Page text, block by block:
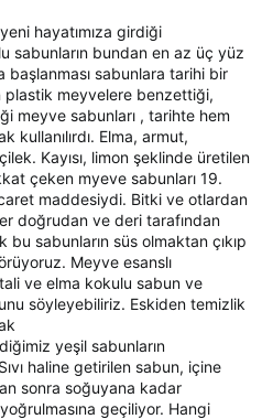
hayatımıza girdiği
sabunların bundan en az üç yüz
başlanması sabunlara tarihi bir
plastik meyvelere benzettiği,
meyve sabunları , tarihte hem
kullanılırdı. Elma, armut,
Kayısı, limon şeklinde üretilen
çeken myeve sabunları 19.
maddesiydi. Bitki ve otlardan
doğrudan ve deri tarafından
bu sabunların süs olmaktan çıkıp
Meyve esanslı
ve elma kokulu sabun ve
söyleyebiliriz. Eskiden temizlik
yeşil sabunların
haline getirilen sabun, içine
sonra soğuyana kadar
geçiliyor. Hangi